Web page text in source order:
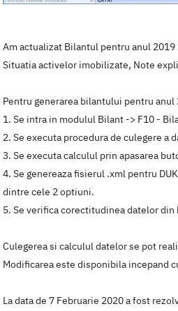
Am actualizat Bilantul pentru anul
Situatia activelor imobilizate, Note
Pentru generarea bilantului pentru
1. Se intra in modulul Bilant -> F10 -
2. Se executa procedura de culegere a
3. Se executa calculul prin apasarea
4. Se genereaza fisierul .xml pentru
dintre cele 2 optiuni.
5. Se verifica corectitudinea datelor
Culegerea si calculul datelor se pot
Modificarea este disponibila incepand
La data de 7 Februarie 2020 a fost